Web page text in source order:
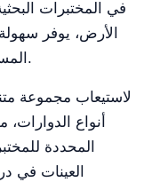
في المختبرات
الأرض، يوفر
المستخدمين يمكنهم تشغيله بشكل مريح.
أنواع
المحددة
العينات في